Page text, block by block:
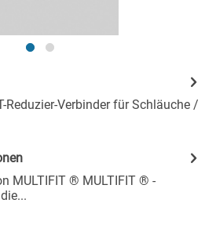
Reduzier-Verbinder für Schläuche /
MULTIFIT ® MULTIFIT ® -